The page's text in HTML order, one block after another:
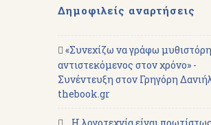
Δημοφιλείς αναρτήσεις
«Συνεχίζω να γράφω
αντιστεκόμενος στον χρόνο» -
Συνέντευξη στον Γρηγόρη
thebook.gr